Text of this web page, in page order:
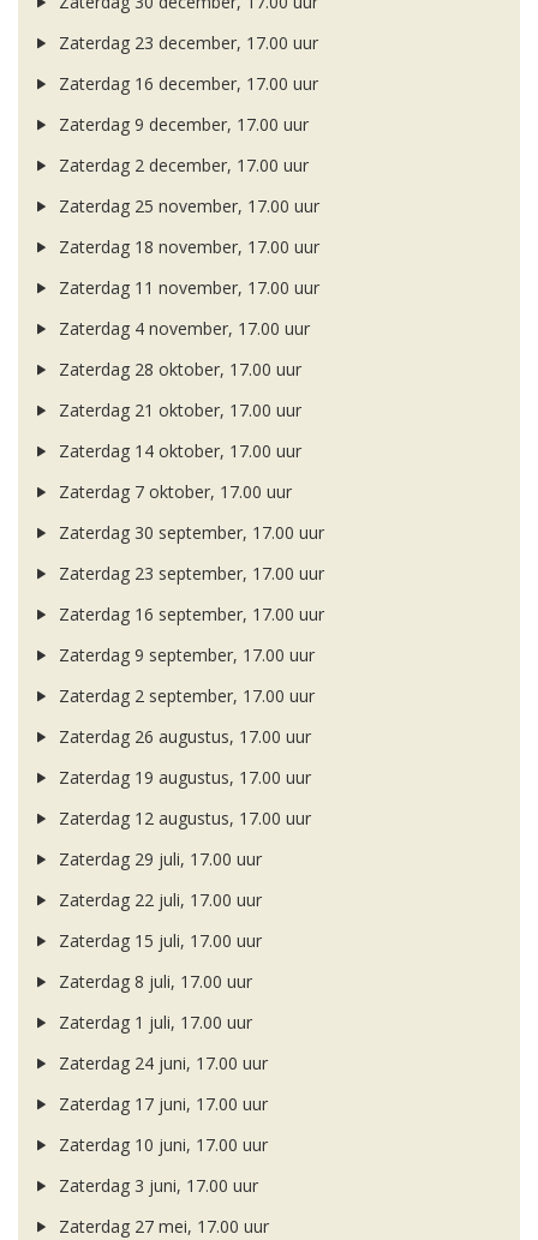
Zaterdag 23 december, 17.00 uur
Zaterdag 16 december, 17.00 uur
Zaterdag 9 december, 17.00 uur
Zaterdag 2 december, 17.00 uur
Zaterdag 25 november, 17.00 uur
Zaterdag 18 november, 17.00 uur
Zaterdag 11 november, 17.00 uur
Zaterdag 4 november, 17.00 uur
Zaterdag 28 oktober, 17.00 uur
Zaterdag 21 oktober, 17.00 uur
Zaterdag 14 oktober, 17.00 uur
Zaterdag 7 oktober, 17.00 uur
Zaterdag 30 september, 17.00 uur
Zaterdag 23 september, 17.00 uur
Zaterdag 16 september, 17.00 uur
Zaterdag 9 september, 17.00 uur
Zaterdag 2 september, 17.00 uur
Zaterdag 26 augustus, 17.00 uur
Zaterdag 19 augustus, 17.00 uur
Zaterdag 12 augustus, 17.00 uur
Zaterdag 29 juli, 17.00 uur
Zaterdag 22 juli, 17.00 uur
Zaterdag 15 juli, 17.00 uur
Zaterdag 8 juli, 17.00 uur
Zaterdag 1 juli, 17.00 uur
Zaterdag 24 juni, 17.00 uur
Zaterdag 17 juni, 17.00 uur
Zaterdag 10 juni, 17.00 uur
Zaterdag 3 juni, 17.00 uur
Zaterdag 27 mei, 17.00 uur